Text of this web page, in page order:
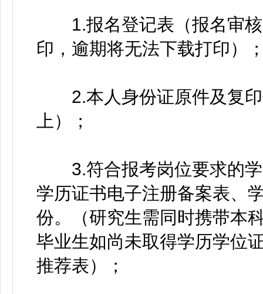
1.报名登记表（报名审核
印，逾期将无法下载打印）
2.本人身份证原件及复印
上）；
3.符合报考岗位要求的学
学历证书电子注册备案表、
份。（研究生需同时携带本
毕业生如尚未取得学历学位
推荐表）；